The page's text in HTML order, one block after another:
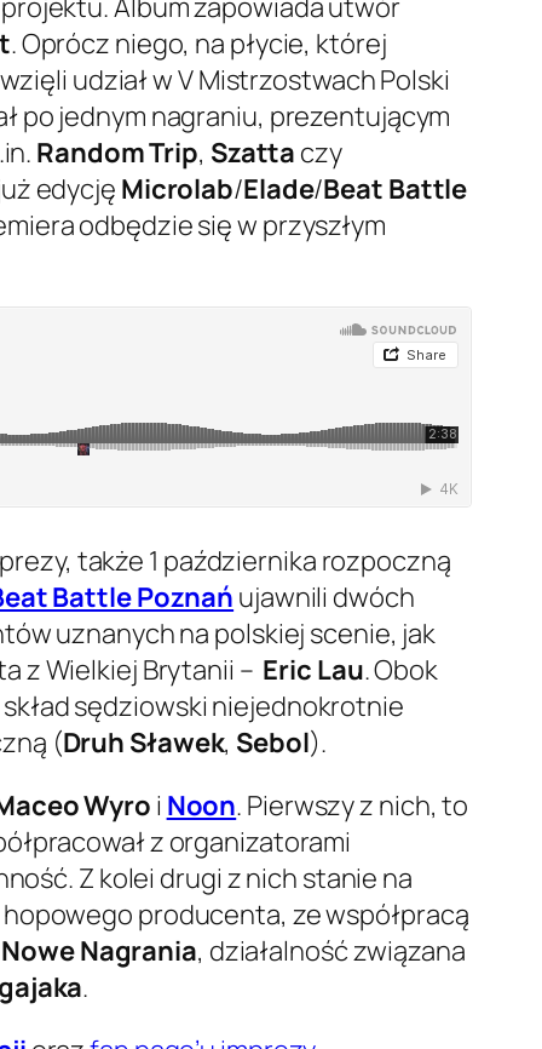
. Oprócz niego, na płycie, której
udział w V Mistrzostwach Polski
po jednym nagraniu, prezentującym
Random Trip, Szatta czy
edycję Microlab/Elade/Beat Battle
odbędzie się w przyszłym
także 1 października rozpoczną
Battle Poznań ujawnili dwóch
uznanych na polskiej scenie, jak
z Wielkiej Brytanii – Eric Lau. Obok
sędziowski niejednokrotnie
(Druh Sławek, Sebol).
Wyroi Noon. Pierwszy z nich, to
z organizatorami
Z kolei drugi z nich stanie na
producenta, ze współpracą
Nowe Nagrania, działalność związana
.